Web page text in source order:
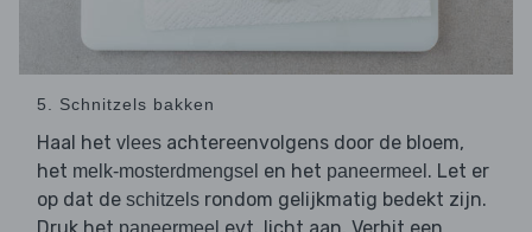
5. Schnitzels bakken
Haal het vlees achtereenvolgens door de bloem,
het melk-mosterdmengsel en het paneermeel . Let er
op dat de schitzels rondom gelijkmatig bedekt zijn.
paneermeel